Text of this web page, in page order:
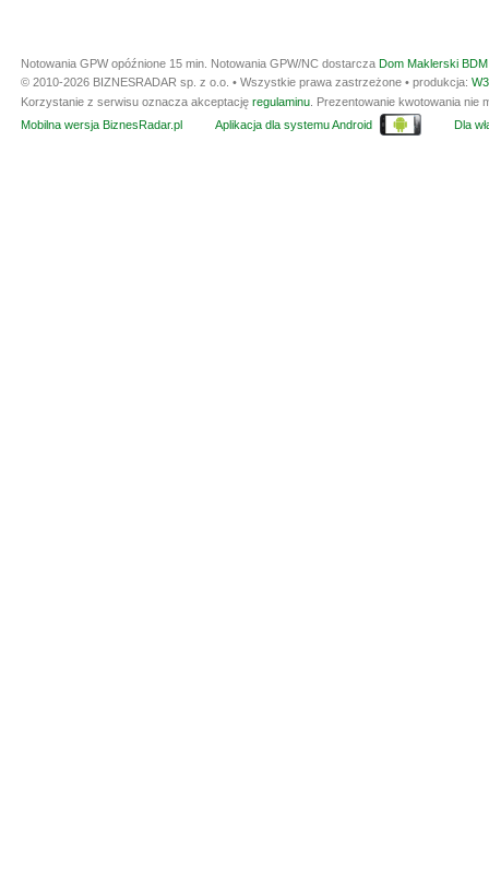
Notowania GPW opóźnione 15 min. Notowania GPW/NC dostarcza Dom Maklerski
© 2010-2026 BIZNESRADAR sp. z o.o. • Wszystkie prawa zastrzeżone • produkcja:
Korzystanie z serwisu oznacza akceptację regulaminu. Prezentowanie kwotowania nie
Mobilna wersja BiznesRadar.pl
Aplikacja dla systemu Android Dla